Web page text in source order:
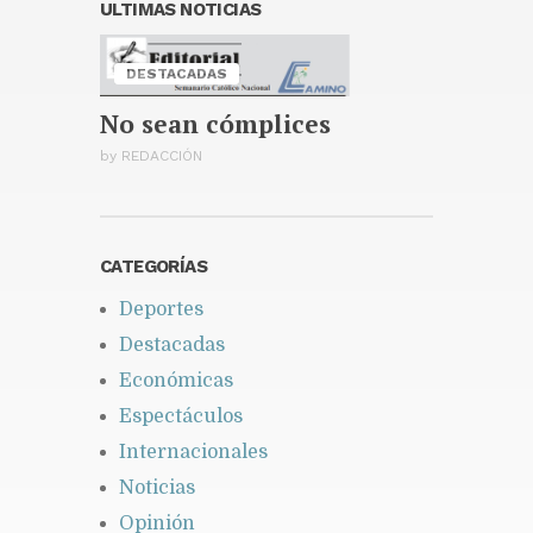
Santiago celebrará la décima
edición de la Maratón
Monumental Primer Santiago
de América
Publicado hace 2 días
ULTIMAS NOTICIAS
DESTACADAS
No sean cómplices
by REDACCIÓN
CATEGORÍAS
Deportes
Destacadas
Económicas
Espectáculos
Internacionales
Noticias
Opinión